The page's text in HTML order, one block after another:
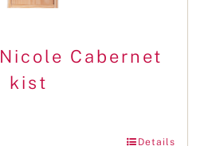
Cabernet
kist
Details